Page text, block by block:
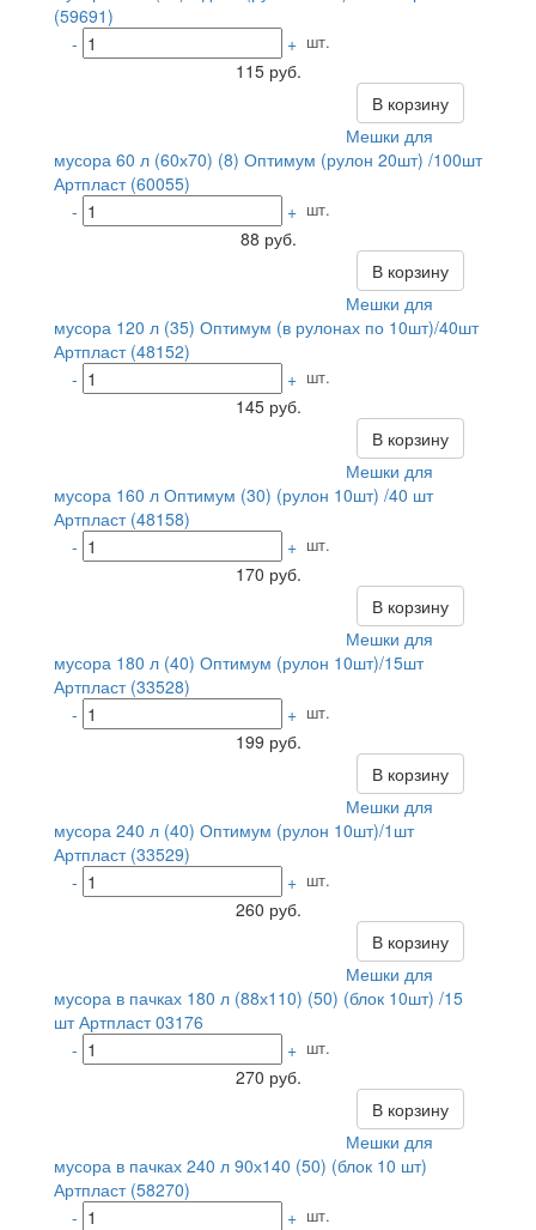
(59691)
-
+ шт.
115 руб.
В корзину
Мешки для
мусора 60 л (60х70) (8) Оптимум (рулон 20шт) /100шт
Артпласт (60055)
-
+ шт.
88 руб.
В корзину
Мешки для
мусора 120 л (35) Оптимум (в рулонах по 10шт)/40шт
Артпласт (48152)
-
+ шт.
145 руб.
В корзину
Мешки для
мусора 160 л Оптимум (30) (рулон 10шт) /40 шт
Артпласт (48158)
-
+ шт.
170 руб.
В корзину
Мешки для
мусора 180 л (40) Оптимум (рулон 10шт)/15шт
Артпласт (33528)
-
+ шт.
199 руб.
В корзину
Мешки для
мусора 240 л (40) Оптимум (рулон 10шт)/1шт
Артпласт (33529)
-
+ шт.
260 руб.
В корзину
Мешки для
мусора в пачках 180 л (88х110) (50) (блок 10шт) /15
шт Артпласт 03176
-
+ шт.
270 руб.
В корзину
Мешки для
мусора в пачках 240 л 90х140 (50) (блок 10 шт)
Артпласт (58270)
-
+ шт.